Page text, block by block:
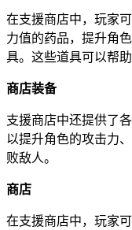
在支援商店中，玩家
力值的药品，提升角
具。这些道具可以帮
商店装备
支援商店中还提供了
以提升角色的攻击力
败敌人。
商店
在支援商店中，玩家